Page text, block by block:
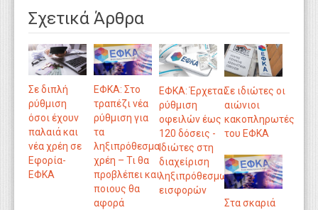
Σχετικά Άρθρα
Σε διπλή
ρύθμιση
όσοι έχουν
παλαιά και
νέα χρέη σε
Εφορία-
ΕΦΚΑ
ΕΦΚΑ: Στο
τραπέζι νέα
ρύθμιση για
τα
ληξιπρόθεσμα
χρέη – Τι θα
προβλέπει και
ποιους θα
αφορά
ΕΦΚΑ: Έρχεται
ρύθμιση
οφειλών έως
120 δόσεις -
Ιδιώτες στη
διαχείριση
ληξιπρόθεσμων
εισφορών
Σε ιδιώτες οι
αιώνιοι
κακοπληρωτές
του ΕΦΚΑ
Στα σκαριά